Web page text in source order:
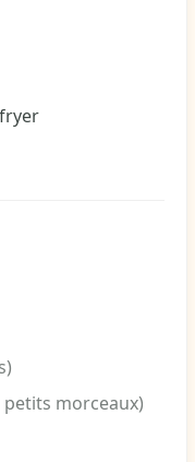
morceaux)